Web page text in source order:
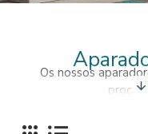
Os nossos
necessita na sua